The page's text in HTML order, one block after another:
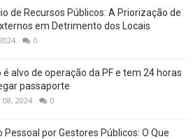
de Recursos Públicos: A Priorização de
em Detrimento dos Locais
0
é alvo de operação da PF e tem 24 horas
passaporte
2024 0
Pessoal por Gestores Públicos: O Que